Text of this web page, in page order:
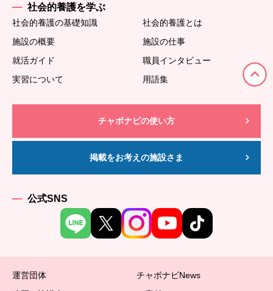
社会的養護を学ぶ
社会的養護の基礎知識
社会的養護とは
施設の概要
施設の仕事
就活ガイド
職員インタビュー
実習について
用語集
チャボナビの使い方
掲載をお考えの施設さま
公式SNS
運営団体
チャボナビNews